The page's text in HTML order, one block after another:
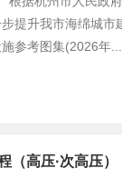
提升我市海绵城
参考图集(2026年...
（高压·次高压）